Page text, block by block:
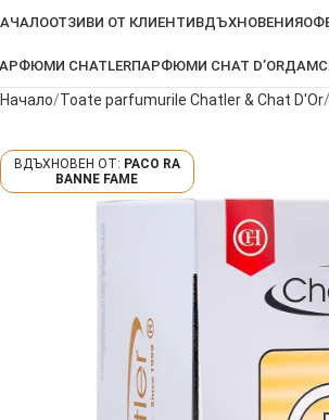
ОТЗИВИ ОТ КЛИЕНТИВДЪХНОВЕНИЯ
CHATLERПАРФЮМИ CHAT D’OR
Начало Toate parfumurile Chatler & Chat D'Or
PACO RA
BANNE FAME